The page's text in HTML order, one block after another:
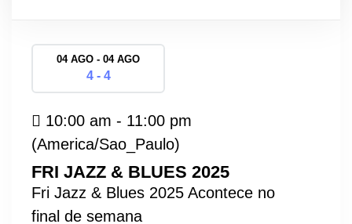
04 AGO - 04 AGO
4 - 4
10:00 am - 11:00 pm
(America/Sao_Paulo)
FRI JAZZ & BLUES 2025
Fri Jazz & Blues 2025 Acontece no
final de semana